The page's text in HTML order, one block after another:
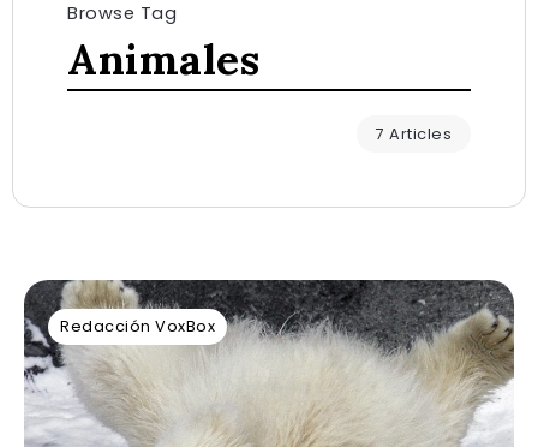
Browse Tag
Animales
7 Articles
Redacción VoxBox